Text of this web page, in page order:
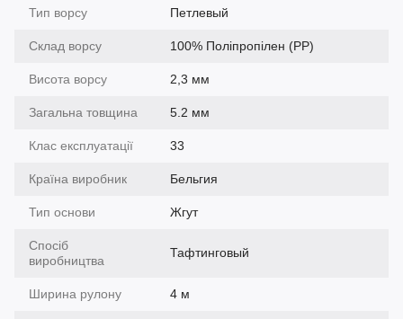
Тип ворсу Петлевый
Склад ворсу 100% Поліпропілен (PP)
Висота ворсу 2,3 мм
Загальна товщина 5.2 мм
Клас експлуатації 33
Країна виробник Бельгия
Тип основи Жгут
Спосіб
виробництва
Тафтинговый
Ширина рулону 4 м